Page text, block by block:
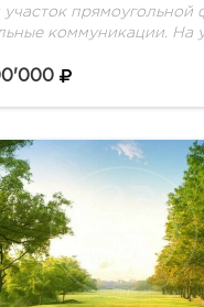
участок прямоугольной
коммуникации. На
показать ещё 2